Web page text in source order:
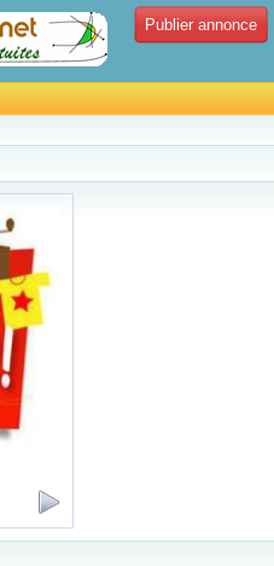
Publier annonce